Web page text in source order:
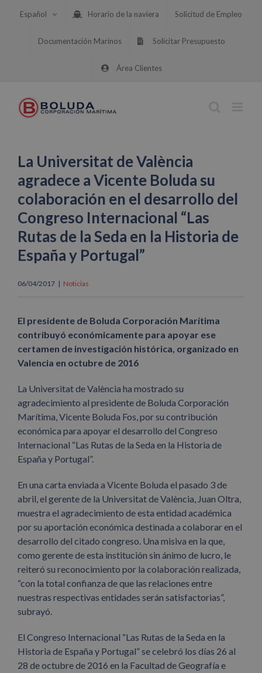
Español Horario de la naviera Solicitud de Empleo
Documentación Marinos Solicitar Presupuesto
Área Clientes
La Universitat de València
agradece a Vicente Boluda su
colaboración en el desarrollo del
Congreso Internacional “Las
Rutas de la Seda en la Historia de
España y Portugal”
06/04/2017 | Noticias
El presidente de Boluda Corporación Marítima
contribuyó económicamente para apoyar ese
certamen de investigación histórica, organizado en
Valencia en octubre de 2016
La Universitat de València ha mostrado su
agradecimiento al presidente de Boluda Corporación
Marítima, Vicente Boluda Fos, por su contribución
económica para apoyar el desarrollo del Congreso
Internacional “Las Rutas de la Seda en la Historia de
España y Portugal”.
En una carta enviada a Vicente Boluda el pasado 3 de
abril, el gerente de la Universitat de València, Juan Oltra,
muestra el agradecimiento de esta entidad académica
por su aportación económica destinada a colaborar en el
desarrollo del citado congreso. Una misiva en la que,
como gerente de esta institución sin ánimo de lucro, le
reiteró su reconocimiento por la colaboración realizada,
“con la total confianza de que las relaciones entre
nuestras respectivas entidades serán satisfactorias”,
subrayó.
El Congreso Internacional “Las Rutas de la Seda en la
Historia de España y Portugal” se celebró los días 26 al
28 de octubre de 2016 en la Facultad de Geografía e